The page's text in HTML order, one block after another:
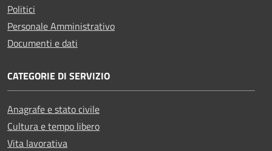
Politici
Personale Amministrativo
Documenti e dati
CATEGORIE DI SERVIZIO
Anagrafe e stato civile
Cultura e tempo libero
Vita lavorativa